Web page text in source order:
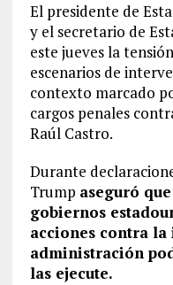
El presidente de
y el secretario de
este jueves la
escenarios de
contexto marcado
cargos penales
Raúl Castro.
Durante
Trump aseguró
gobiernos
acciones contra
administración
las ejecute.